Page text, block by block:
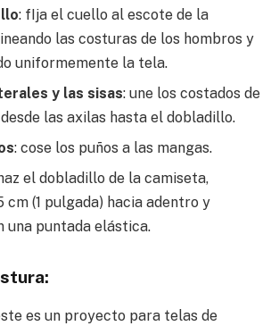
: fIja el cuello al escote de la
las costuras de los hombros y
uniformemente la tela.
y las sisas: une los costados de
las axilas hasta el dobladillo.
: cose los puños a las mangas.
el dobladillo de la camiseta,
cm (1 pulgada) hacia adentro y
una puntada elástica.
es un proyecto para telas de